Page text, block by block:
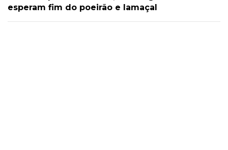
esperam fim do poeirão e lamaçal